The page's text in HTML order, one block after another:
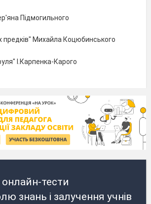
Підмогильного
предків" Михайла Коцюбинського
І.Карпенка-Карого
тести
знань і залучення учнів